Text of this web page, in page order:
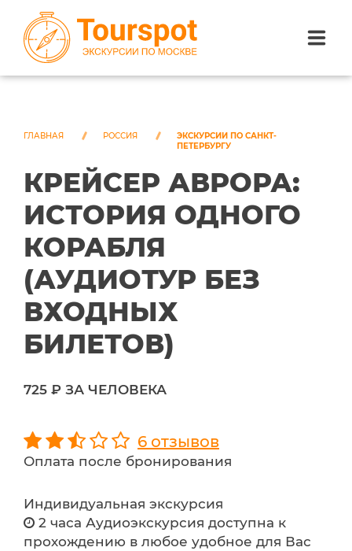
ЭКСКУРСИИ ПО МОСКВЕ
ЭКСКУРСИИ ПО СОЧИ
О НАС
ГЛАВНАЯ РОССИЯ
ЭКСКУРСИИ ПО САНКТ-
ПЕТЕРБУРГУ
КРЕЙСЕР АВРОРА:
ИСТОРИЯ ОДНОГО
КОРАБЛЯ
(АУДИОТУР БЕЗ
ВХОДНЫХ
БИЛЕТОВ)
725 ₽ ЗА ЧЕЛОВЕКА
6 отзывов
Оплата после бронирования
Индивидуальная экскурсия
2 часа Аудиоэкскурсия доступна к
прохождению в любое удобное для Вас